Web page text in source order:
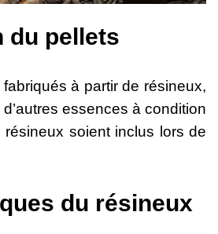
du pellets
fabriqués à partir de résineux,
d’autres essences à condition
résineux soient inclus lors de
du résineux